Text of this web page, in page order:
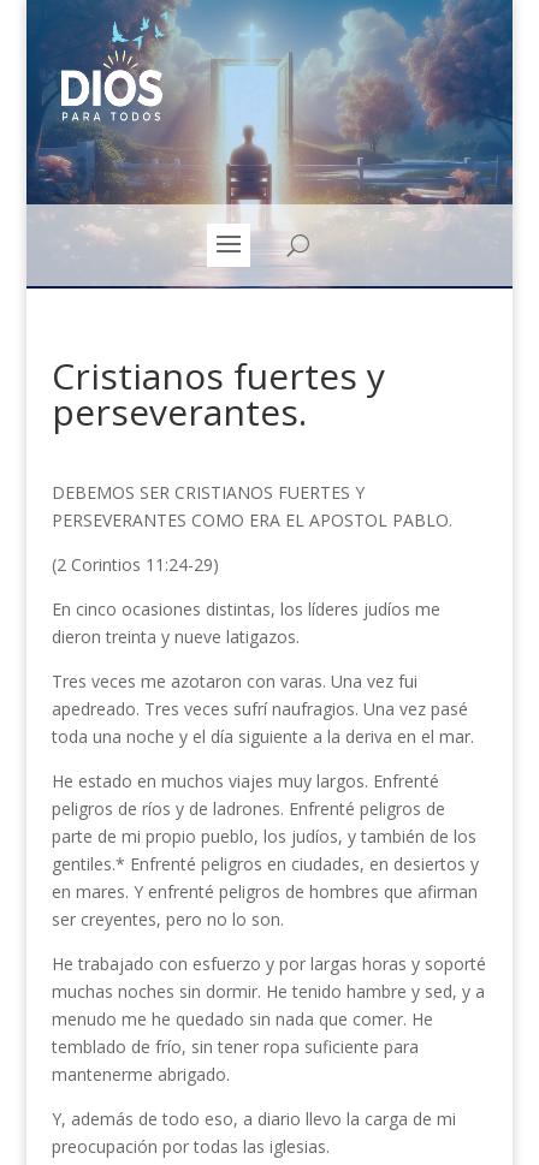
Cristianos fuertes y
perseverantes.
DEBEMOS SER CRISTIANOS FUERTES Y
PERSEVERANTES COMO ERA EL APOSTOL PABLO.
(2 Corintios 11:24-29)
En cinco ocasiones distintas, los líderes judíos me
dieron treinta y nueve latigazos.
Tres veces me azotaron con varas. Una vez fui
apedreado. Tres veces sufrí naufragios. Una vez pasé
toda una noche y el día siguiente a la deriva en el mar.
He estado en muchos viajes muy largos. Enfrenté
peligros de ríos y de ladrones. Enfrenté peligros de
parte de mi propio pueblo, los judíos, y también de los
gentiles.* Enfrenté peligros en ciudades, en desiertos y
en mares. Y enfrenté peligros de hombres que afirman
ser creyentes, pero no lo son.
He trabajado con esfuerzo y por largas horas y soporté
muchas noches sin dormir. He tenido hambre y sed, y a
menudo me he quedado sin nada que comer. He
temblado de frío, sin tener ropa suficiente para
mantenerme abrigado.
Y, además de todo eso, a diario llevo la carga de mi
preocupación por todas las iglesias.